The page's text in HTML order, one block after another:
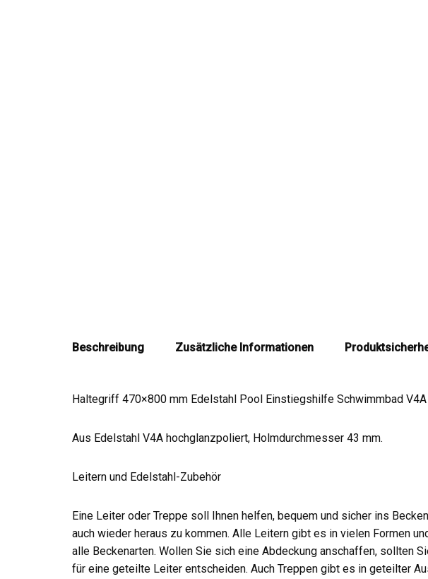
Beschreibung Zusätzliche Informationen
Haltegriff 470×800 mm Edelstahl Pool Einstiegshilfe Schwimmbad
Aus Edelstahl V4A hochglanzpoliert, Holmdurchmesser 43 mm.
Leitern und Edelstahl-Zubehör
Eine Leiter oder Treppe soll Ihnen helfen, bequem und sicher ins
auch wieder heraus zu kommen. Alle Leitern gibt es in vielen Formen
alle Beckenarten. Wollen Sie sich eine Abdeckung anschaffen, sollten
für eine geteilte Leiter entscheiden. Auch Treppen gibt es in geteilter